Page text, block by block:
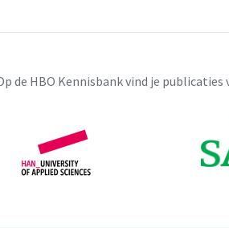
de HBO Kennisbank vind je publicaties